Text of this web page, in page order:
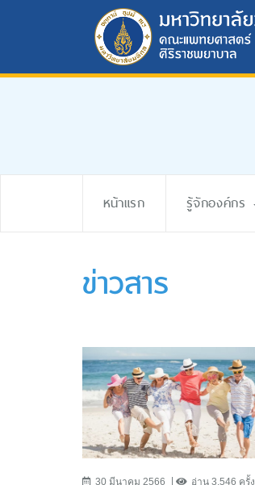
หน้าแรก รู้จักองค์กร
ข่าวสาร
30 มีนาคม 2566 อ่าน 3,546 ครั้ง